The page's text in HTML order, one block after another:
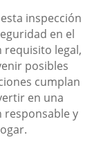
inspección
en el
requisito legal,
posibles
cumplan
en una
responsable y